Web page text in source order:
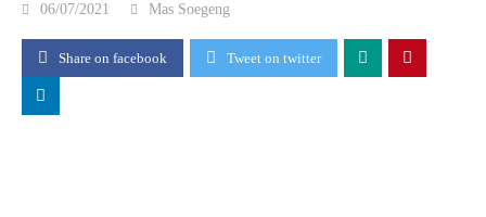
06/07/2021 Mas Soegeng
Share on facebook Tweet on twitter